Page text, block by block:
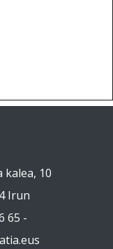
kalea, 10
Irun
65 -